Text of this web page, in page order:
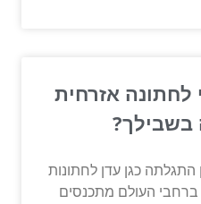
לחתונה אזרחית
בשבילך?
כגן עדן לחתונות
ברחבי העולם מתכנסים